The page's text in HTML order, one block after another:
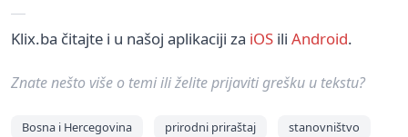
Klix.ba čitajte i u našoj aplikaciji za iOS ili Android.
Znate nešto više o temi ili želite prijaviti grešku u tekstu?
Bosna i Hercegovina prirodni priraštaj stanovništvo